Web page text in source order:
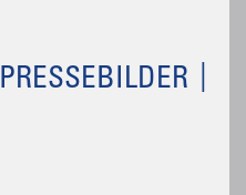
PRESSEBILDER